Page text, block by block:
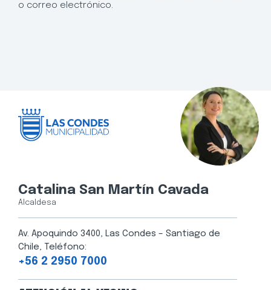
o correo electrónico.
Catalina San Martín Cavada
Alcaldesa
Av. Apoquindo 3400, Las Condes – Santiago de
Chile, Teléfono:
+56 2 2950 7000